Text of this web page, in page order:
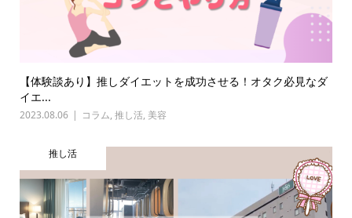
【体験談あり】推しダイエットを成功させる！オタク必見なダ
イエ...
2023.08.06 コラム, 推し活, 美容
推し活